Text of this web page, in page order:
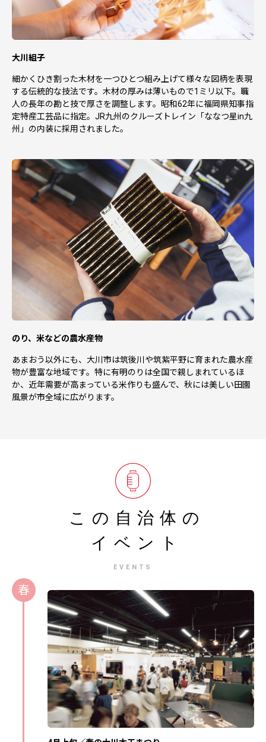
大川組子
細かくひき割った木材を一つひとつ組み上げて様々な図柄を表現
する伝統的な技法です。木材の厚みは薄いもので1ミリ以下。職
人の長年の勘と技で厚さを調整します。昭和62年に福岡県知事指
定特産工芸品に指定。JR九州のクルーズトレイン「ななつ星in九
州」の内装に採用されました。
のり、米などの農水産物
あまおう以外にも、大川市は筑後川や筑紫平野に育まれた農水産
物が豊富な地域です。特に有明のりは全国で親しまれているほ
か、近年需要が高まっている米作りも盛んで、秋には美しい田園
風景が市全域に広がります。
この自治体の
イベント
EVENTS
春